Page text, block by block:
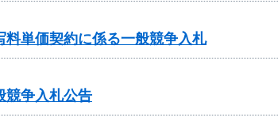
単価契約に係る一般競争入札
競争入札公告